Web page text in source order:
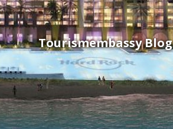
Tourismembassy Blog